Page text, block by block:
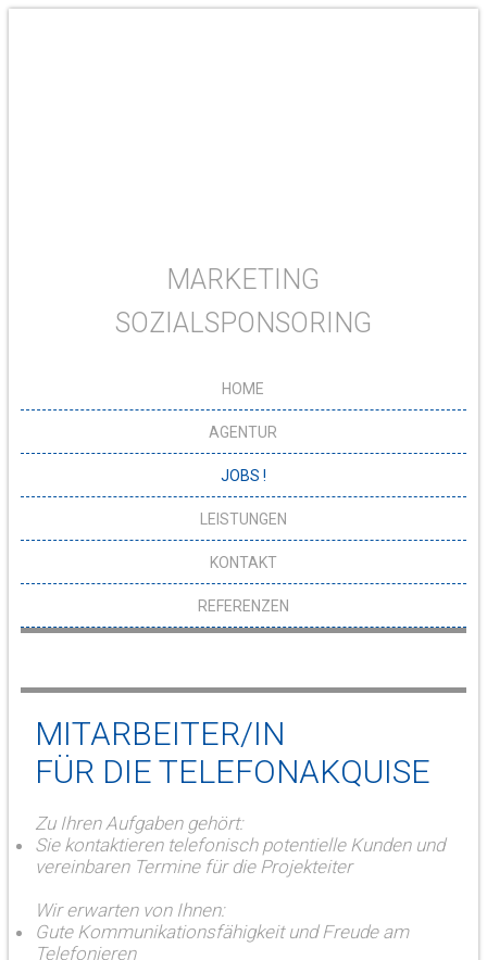
MARKETING
SOZIALSPONSORING
HOME
AGENTUR
JOBS !
LEISTUNGEN
KONTAKT
REFERENZEN
MITARBEITER/IN
FÜR DIE TELEFONAKQUISE
Zu Ihren Aufgaben gehört:
Sie kontaktieren telefonisch potentielle Kunden und
vereinbaren Termine für die Projekteiter
Wir erwarten von Ihnen:
Gute Kommunikationsfähigkeit und Freude am
Telefonieren